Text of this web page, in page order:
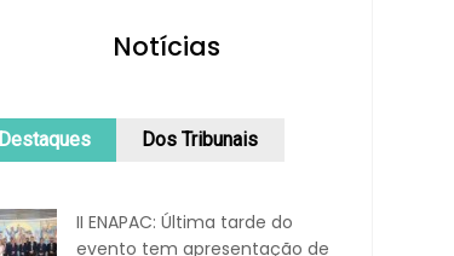
Notícias
Destaques Dos Tribunais
II ENAPAC: Última tarde do
evento tem apresentação de